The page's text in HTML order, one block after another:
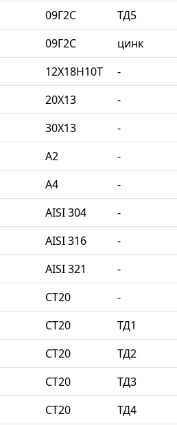
09Г2С ТД5
09Г2С цинк
12Х18Н10Т -
20Х13 -
30Х13 -
A2 -
A4 -
AISI 304 -
AISI 316 -
AISI 321 -
СТ20 -
СТ20 ТД1
СТ20 ТД2
СТ20 ТД3
СТ20 ТД4